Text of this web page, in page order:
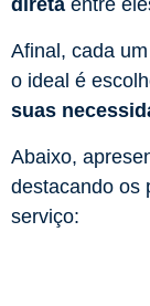
direta entre
Afinal, cada
o ideal é
suas
Abaixo,
destacando os
serviço: